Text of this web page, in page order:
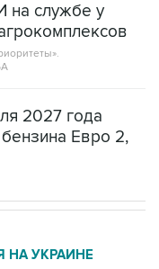
на службе у
2027 года
Евро 2,
НА УКРАИНЕ